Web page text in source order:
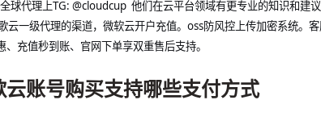
球代理上TG: @cloudcup 他们在云平台领域有更专业的知识和建
云一级代理的渠道，微软云开户充值。oss防风控上传加密系统。
充值秒到账、官网下单享双重售后支持。
云账号购买支持哪些支付方式